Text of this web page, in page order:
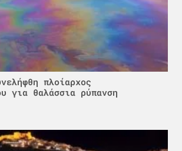
πλοίαρχος
για θαλάσσια ρύπανση